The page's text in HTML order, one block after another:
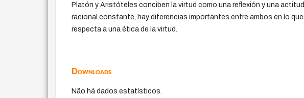
Platón y Aristóteles conciben la virtud como una reflexión y una actitud
racional constante, hay diferencias importantes entre ambos en lo que
respecta a una ética de la virtud.
Downloads
Não há dados estatísticos.